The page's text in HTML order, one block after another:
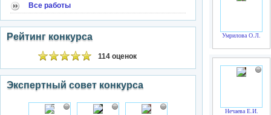
Все работы
Рейтинг конкурса
114 оценок
Экспертный совет конкурса
Умрилова О.Л.
Нечаева Е.И.